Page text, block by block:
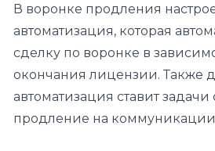
В воронке продления
автоматизация, которая
сделку по воронке в
окончания лицензии. Также
автоматизация ставит задачи
продление на коммуникации